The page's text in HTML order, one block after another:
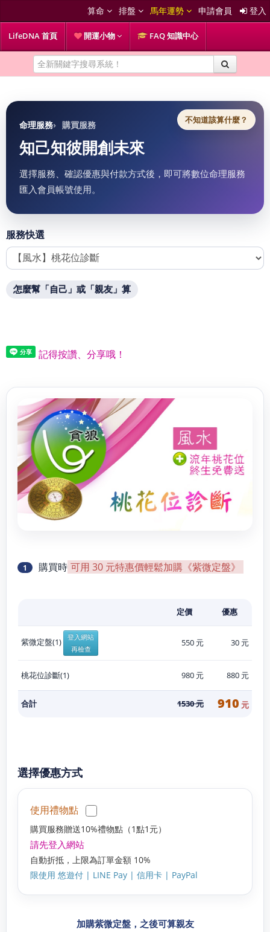
算命 排盤 馬年運勢 申請會員 登入
LifeDNA 首頁 開運小物 FAQ 知識中心
不知道該算什麼？
命理服務 購買服務
知己知彼開創未來
選擇服務、確認優惠與付款方式後，即可將數位命理服務
匯入會員帳號使用。
服務快選
怎麼幫「自己」或「親友」算
記得按讚、分享哦！
1 購買時 可用 30 元特惠價輕鬆加購《紫微定盤》
定價 優惠
紫微定盤(1)
登入網站
再檢查
550 元 30 元
桃花位診斷(1) 980 元 880 元
合計 1530元 910 元
選擇優惠方式
使用禮物點
購買服務贈送10%禮物點（1點1元）
請先登入網站
自動折抵，上限為訂單金額 10%
限使用 悠遊付 | LINE Pay | 信用卡 | PayPal
加購紫微定盤，之後可算親友